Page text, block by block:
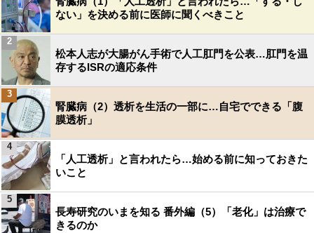
ない」を決める前に医師に聞くべきこと
松本人志が大腸がん手術で人工肛門を公表…肛門を温
存するISRの適応条件
2
腎臓病（2）透析を生活の一部に…自宅でできる「腹
膜透析」
3
「人工透析」と言われたら…始める前に知っておきた
いこと
4
長寿研究のいまを知る 番外編（5）「老化」は治療で
きるのか
5